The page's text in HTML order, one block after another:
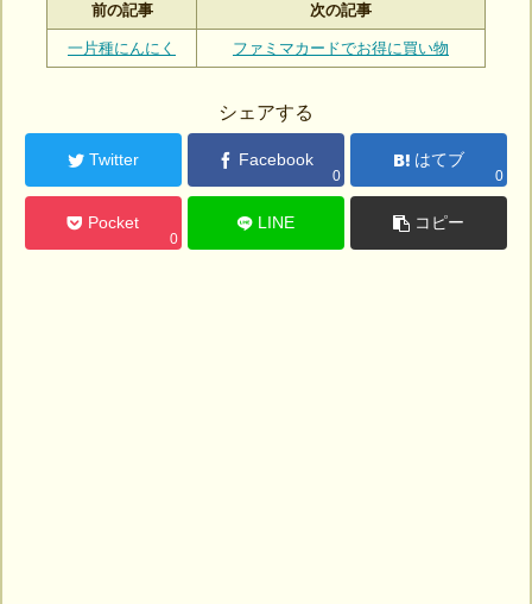
前の記事 次の記事
一片種にんにく ファミマカードでお得に買い物
シェアする
Twitter Facebook
0
はてブ
0
Pocket
0
LINE コピー